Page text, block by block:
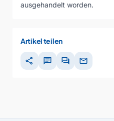
ausgehandelt worden.
Artikel teilen
share chat forum mail